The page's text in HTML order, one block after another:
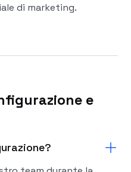
di marketing.
e